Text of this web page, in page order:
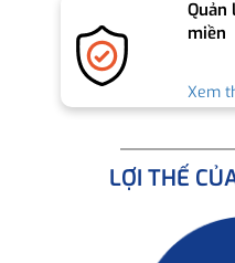
Quản
miền
Xem
LỢI THẾ